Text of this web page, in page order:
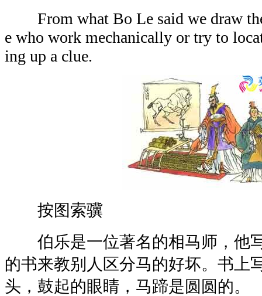
From what Bo Le said we draw
e who work mechanically or try to
ing up a clue.
按图索骥
伯乐是一位著名的相马师，他
的书来教别人区分马的好坏。书上
头，鼓起的眼睛，马蹄是圆圆的。